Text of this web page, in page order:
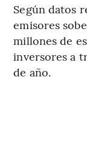
Según datos
emisores
millones de
inversores a
de año.